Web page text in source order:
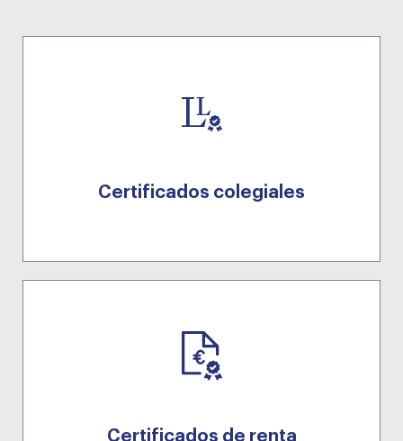
Certificados colegiales
Certificados de renta